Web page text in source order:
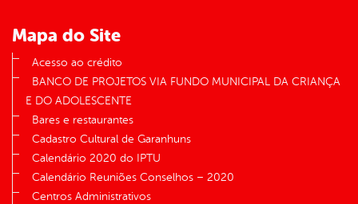
Mapa do Site
Acesso ao crédito
BANCO DE PROJETOS VIA FUNDO MUNICIPAL DA CRIANÇA
E DO ADOLESCENTE
Bares e restaurantes
Cadastro Cultural de Garanhuns
Calendário 2020 do IPTU
Calendário Reuniões Conselhos – 2020
Centros Administrativos